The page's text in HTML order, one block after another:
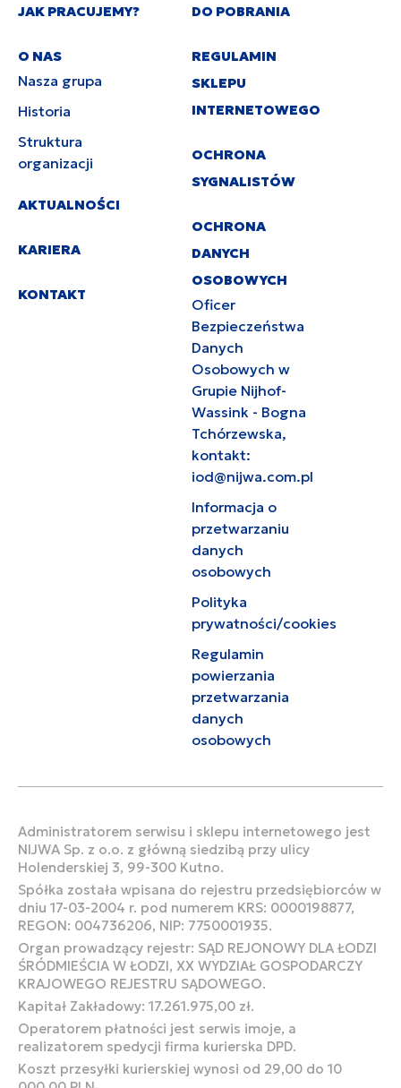
JAK PRACUJEMY?
O NAS
Nasza grupa
Historia
Struktura
organizacji
AKTUALNOŚCI
KARIERA
KONTAKT
DO POBRANIA
REGULAMIN
SKLEPU
INTERNETOWEGO
OCHRONA
SYGNALISTÓW
OCHRONA
DANYCH
OSOBOWYCH
Oficer
Bezpieczeństwa
Danych
Osobowych w
Grupie Nijhof-
Wassink - Bogna
Tchórzewska,
kontakt:
iod@nijwa.com.pl
Informacja o
przetwarzaniu
danych
osobowych
Polityka
prywatności/cookies
Regulamin
powierzania
przetwarzania
danych
osobowych
Administratorem serwisu i sklepu internetowego jest
NIJWA Sp. z o.o. z główną siedzibą przy ulicy
Holenderskiej 3, 99-300 Kutno.
Spółka została wpisana do rejestru przedsiębiorców w
dniu 17-03-2004 r. pod numerem KRS: 0000198877,
REGON: 004736206, NIP: 7750001935.
Organ prowadzący rejestr: SĄD REJONOWY DLA ŁODZI
ŚRÓDMIEŚCIA W ŁODZI, XX WYDZIAŁ GOSPODARCZY
KRAJOWEGO REJESTRU SĄDOWEGO.
Kapitał Zakładowy: 17.261.975,00 zł.
Operatorem płatności jest serwis imoje, a
realizatorem spedycji firma kurierska DPD.
Koszt przesyłki kurierskiej wynosi od 29,00 do 10